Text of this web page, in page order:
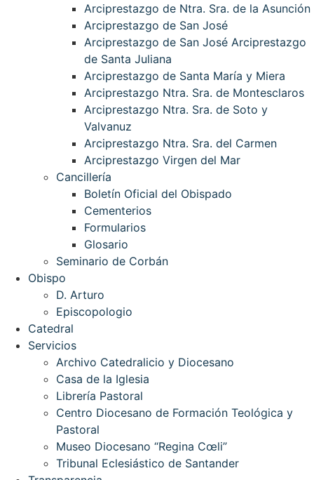
Arciprestazgo de Ntra. Sra. de la Asunción
Arciprestazgo de San José
Arciprestazgo de San José Arciprestazgo
de Santa Juliana
Arciprestazgo de Santa María y Miera
Arciprestazgo Ntra. Sra. de Montesclaros
Arciprestazgo Ntra. Sra. de Soto y
Valvanuz
Arciprestazgo Ntra. Sra. del Carmen
Arciprestazgo Virgen del Mar
Cancillería
Boletín Oficial del Obispado
Cementerios
Formularios
Glosario
Seminario de Corbán
Obispo
D. Arturo
Episcopologio
Catedral
Servicios
Archivo Catedralicio y Diocesano
Casa de la Iglesia
Librería Pastoral
Centro Diocesano de Formación Teológica y
Pastoral
Museo Diocesano “Regina Cœli”
Tribunal Eclesiástico de Santander